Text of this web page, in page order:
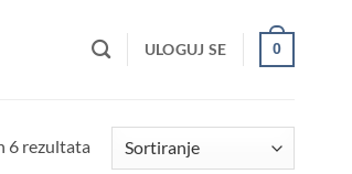
ULOGUJ SE 0
6 rezultata